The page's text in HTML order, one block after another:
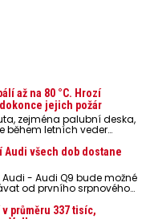
až na 80 °C. Hrozí
jejich požár
zejména palubní deska,
během letních veder
telefony, powerbanky
stárnutí baterií,
případech i
Audi všech dob dostane
- Audi Q9 bude možné
od prvního srpnového
průměru 337 tisíc,